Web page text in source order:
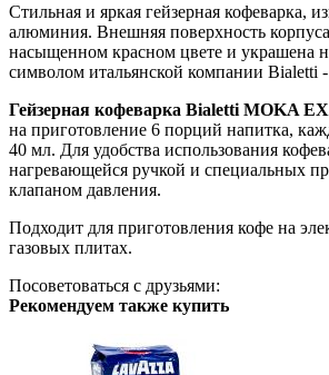
Стильная и яркая гейзерная кофеварка,
алюминия. Внешняя поверхность
насыщенном красном цвете и украшена
символом итальянской компании Bialetti
Гейзерная кофеварка Bialetti MOKA
на приготовление 6 порций напитка,
40 мл. Для удобства использования
нагревающейся ручкой и специальных
клапаном давления.
Подходит для приготовления кофе на
газовых плитах.
Посоветоваться с друзьями:
Рекомендуем также купить